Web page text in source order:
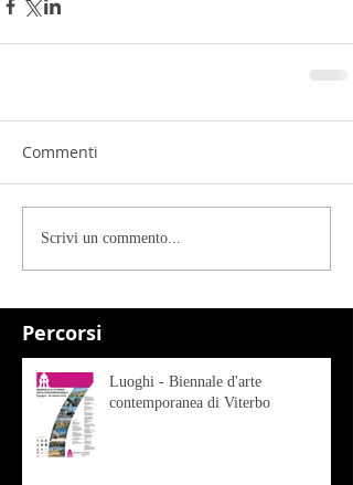
Percorsi
Commenti
Scrivi un commento...
Luoghi - Biennale d'arte
contemporanea di Viterbo